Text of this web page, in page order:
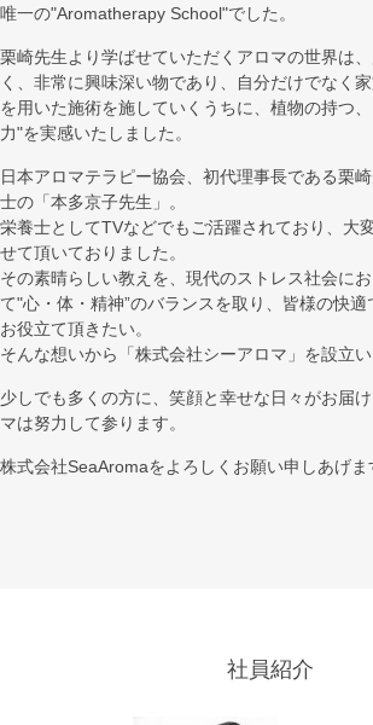
唯一の"Aromatherapy School"でした。
栗崎先生より学ばせていただくアロマの世界は
く、非常に興味深い物であり、自分だけでなく
を用いた施術を施していくうちに、植物の持つ
力"を実感いたしました。
日本アロマテラピー協会、初代理事長である栗
士の「本多京子先生」。
栄養士としてTVなどでもご活躍されており、大
せて頂いておりました。
その素晴らしい教えを、現代のストレス社会に
て"心・体・精神”のバランスを取り、皆様の快
お役立て頂きたい。
そんな想いから「株式会社シーアロマ」を設立い
少しでも多くの方に、笑顔と幸せな日々がお届
マは努力して参ります。
株式会社SeaAromaをよろしくお願い申しあげま
社員紹介